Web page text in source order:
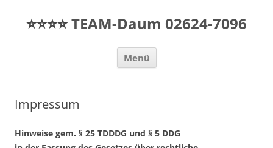
springen TEAM-Daum 02624-7096
Menü
Impressum
Hinweise gem. § 25 TDDDG und § 5 DDG